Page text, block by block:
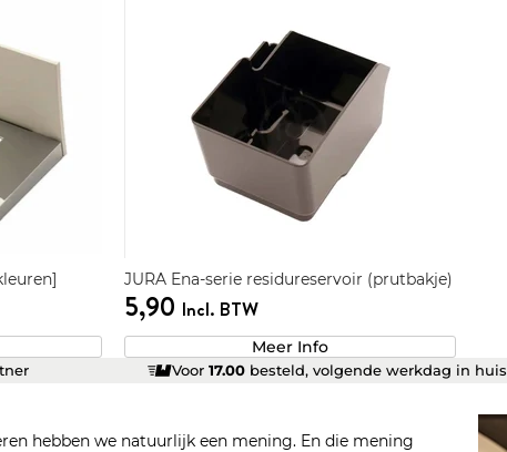
JURA Ena-serie residureservoir (prutbakje)
5,90 Incl. BTW
Meer Info
Voor17.00 besteld, volgende werkdag in huis
hebben we natuurlijk een mening. En die mening